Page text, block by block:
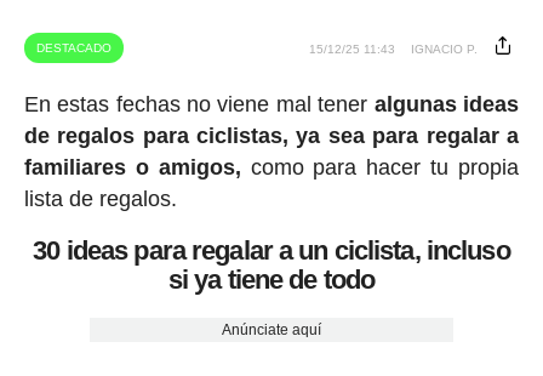
DESTACADO 15/12/25 11:43 IGNACIO P.
En estas fechas no viene mal tener algunas ideas
de regalos para ciclistas, ya sea para regalar a
familiares o amigos, como para hacer tu propia
lista de regalos.
30 ideas para regalar a un ciclista, incluso
si ya tiene de todo
Anúnciate aquí